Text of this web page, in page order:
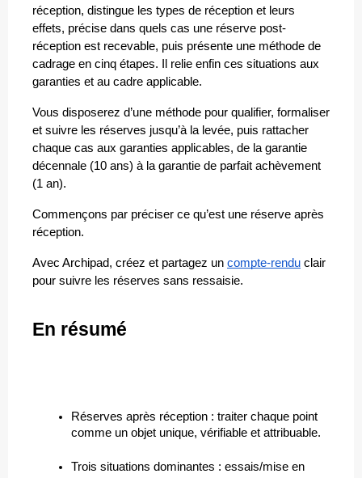
réception, distingue les types de réception et leurs
effets, précise dans quels cas une réserve post-
réception est recevable, puis présente une méthode de
cadrage en cinq étapes. Il relie enfin ces situations aux
garanties et au cadre applicable.
Vous disposerez d’une méthode pour qualifier, formaliser
et suivre les réserves jusqu’à la levée, puis rattacher
chaque cas aux garanties applicables, de la garantie
décennale (10 ans) à la garantie de parfait achèvement
(1 an).
Commençons par préciser ce qu’est une réserve après
réception.
Avec Archipad, créez et partagez un compte-rendu clair
pour suivre les réserves sans ressaisie.
En résumé
Réserves après réception : traiter chaque point
comme un objet unique, vérifiable et attribuable.
Trois situations dominantes : essais/mise en